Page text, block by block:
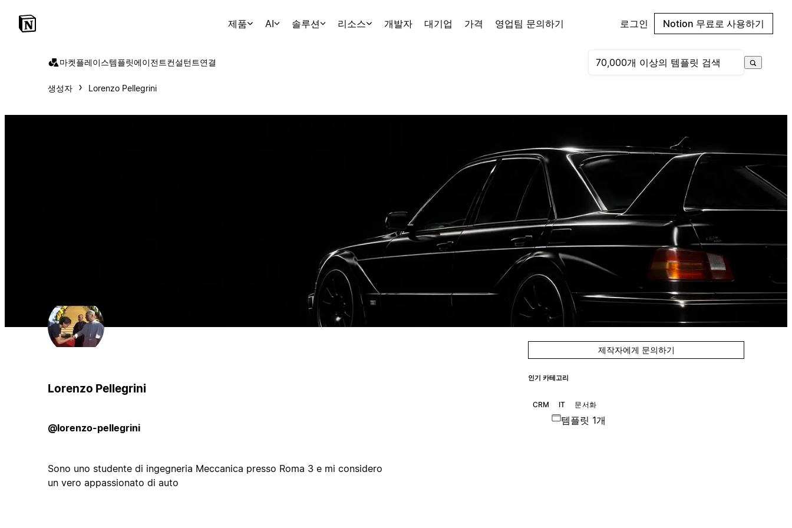
제품 AI 솔루션 리소스 개발자 대기업 가격 영업팀 문의하기 로그인 Notion 무료로 사용하기
마켓플레이스템플릿에이전트컨설턴트연결
생성자 Lorenzo Pellegrini
Lorenzo Pellegrini
@lorenzo-pellegrini
Sono uno studente di ingegneria Meccanica presso Roma 3 e mi considero
un vero appassionato di auto
제작자에게 문의하기
인기 카테고리
CRM IT 문서화
템플릿 1개